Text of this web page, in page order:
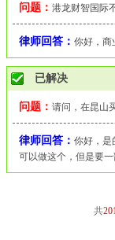
问题： 港龙财智国际
律师回答： 你好，商
已解决
问题： 请问，在昆山
律师回答： 你好，是
可以做这个，但是要一
共